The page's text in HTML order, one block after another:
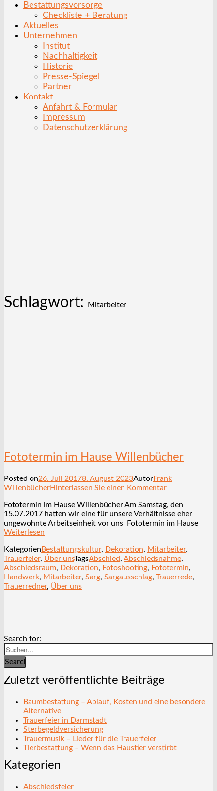
Bestattungsvorsorge
Checkliste + Beratung
Aktuelles
Unternehmen
Institut
Nachhaltigkeit
Historie
Presse-Spiegel
Partner
Kontakt
Anfahrt & Formular
Impressum
Datenschutzerklärung
Schlagwort: Mitarbeiter
Fototermin im Hause Willenbücher
Posted on26. Juli 20178. August 2023AutorFrank
WillenbücherHinterlassen Sie einen Kommentar
Fototermin im Hause Willenbücher Am Samstag, den
15.07.2017 hatten wir eine für unsere Verhältnisse eher
ungewohnte Arbeitseinheit vor uns: Fototermin im Hause
Weiterlesen
Kategorien Bestattungskultur, Dekoration, Mitarbeiter,
Trauerfeier, Über unsTagsAbschied, Abschiedsnahme,
Abschiedsraum, Dekoration, Fotoshooting, Fototermin,
Handwerk, Mitarbeiter, Sarg, Sargausschlag, Trauerrede,
Trauerredner, Über uns
Search for:
Search
Zuletzt veröffentlichte Beiträge
Baumbestattung – Ablauf, Kosten und eine besondere
Alternative
Trauerfeier in Darmstadt
Sterbegeldversicherung
Trauermusik – Lieder für die Trauerfeier
Tierbestattung – Wenn das Haustier verstirbt
Kategorien
Abschiedsfeier